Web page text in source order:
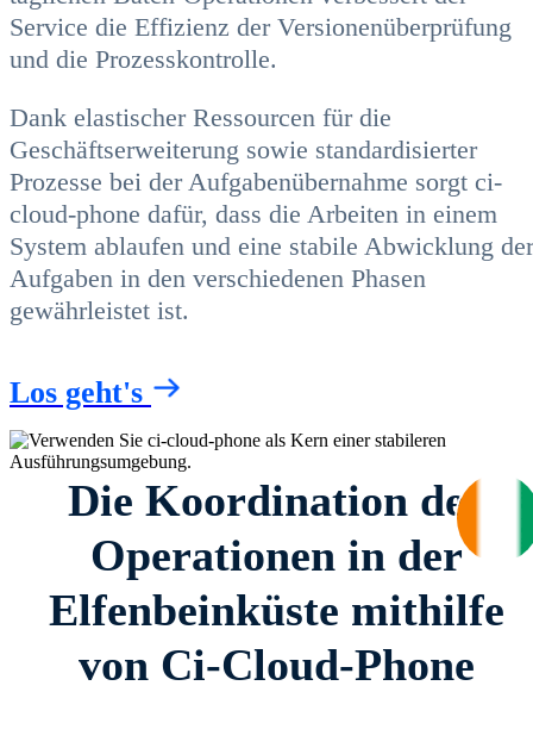
Service die Effizienz der Versionenüberprüfung
und die Prozesskontrolle.
Dank elastischer Ressourcen für die
Geschäftserweiterung sowie standardisierter
Prozesse bei der Aufgabenübernahme sorgt ci-
cloud-phone dafür, dass die Arbeiten in einem
System ablaufen und eine stabile Abwicklung der
Aufgaben in den verschiedenen Phasen
gewährleistet ist.
Los geht's
Die Koordination der
Operationen in der
Elfenbeinküste mithilfe
von Ci-Cloud-Phone